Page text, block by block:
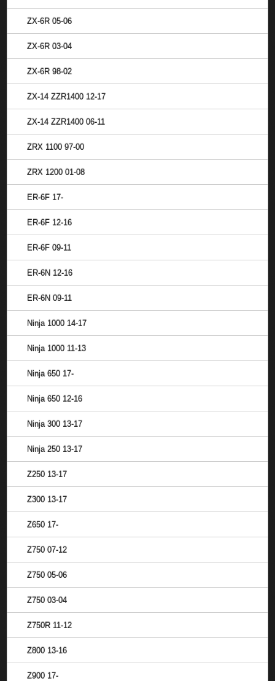
ZX-6R 05-06
ZX-6R 03-04
ZX-6R 98-02
ZX-14 ZZR1400 12-17
ZX-14 ZZR1400 06-11
ZRX 1100 97-00
ZRX 1200 01-08
ER-6F 17-
ER-6F 12-16
ER-6F 09-11
ER-6N 12-16
ER-6N 09-11
Ninja 1000 14-17
Ninja 1000 11-13
Ninja 650 17-
Ninja 650 12-16
Ninja 300 13-17
Ninja 250 13-17
Z250 13-17
Z300 13-17
Z650 17-
Z750 07-12
Z750 05-06
Z750 03-04
Z750R 11-12
Z800 13-16
Z900 17-